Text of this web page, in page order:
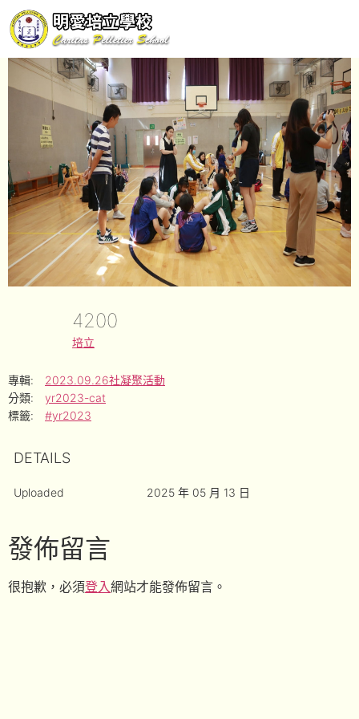
4200
培立
專輯:
2023.09.26社凝聚活動
分類:
yr2023-cat
標籤:
#yr2023
DETAILS
Uploaded 2025 年 05 月 13 日
發佈留言
很抱歉，必須登入網站才能發佈留言。